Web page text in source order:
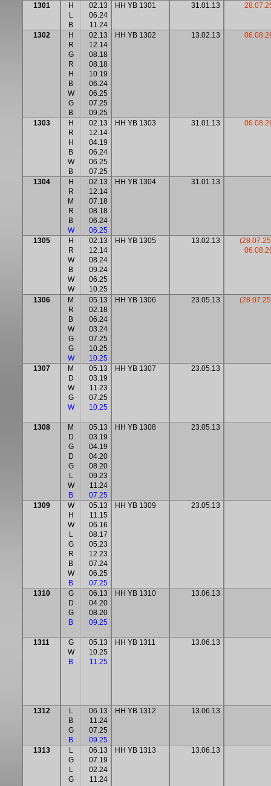
1301
H
L
B
02.13
06.24
11.24
HH YB 1301 31.01.13
1302
H
R
G
R
H
B
W
G
B
02.13
12.14
08.18
08.18
10.19
06.24
06.25
07.25
09.25
HH YB 1302 13.02.13
1303
H
R
H
B
W
B
02.13
12.14
04.19
06.24
06.25
07.25
HH YB 1303 31.01.13
1304
H
R
M
R
B
W
02.13
12.14
07.18
08.18
06.24
06.25
HH YB 1304 31.01.13
1305
H
R
W
B
W
W
02.13
12.14
08.24
09.24
06.25
10.25
HH YB 1305 13.02.13
1306
M
R
B
W
G
G
W
05.13
02.18
06.24
03.24
07.25
10.25
10.25
HH YB 1306 23.05.13
1307
M
D
W
G
W
05.13
03.19
11.23
07.25
10.25
HH YB 1307 23.05.13
1308
M
D
G
D
G
L
W
B
05.13
03.19
04.19
04.20
08.20
09.23
11.24
07.25
HH YB 1308 23.05.13
1309
W
H
W
L
G
R
B
W
B
05.13
11.15
06.16
08.17
05.23
12.23
07.24
06.25
07.25
HH YB 1309 23.05.13
1310
G
D
G
B
06.13
04.20
08.20
09.25
HH YB 1310 13.06.13
1311
G
W
B
05.13
10.25
11.25
HH YB 1311 13.06.13
1312
L
B
G
B
06.13
11.24
07.25
09.25
HH YB 1312 13.06.13
1313
L
G
L
G
06.13
07.19
02.24
11.24
HH YB 1313 13.06.13